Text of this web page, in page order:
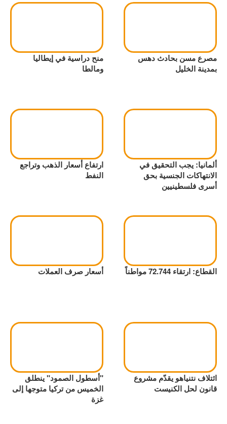
مصرع مسن بحادث دهس
بمدينة الخليل
منح دراسية في إيطاليا
ومالطا
ألمانيا: يجب التحقيق في
الانتهاكات الجنسية بحق
أسرى فلسطينيين
ارتفاع أسعار الذهب وتراجع
النفط
القطاع: ارتقاء 72.744 مواطناً أسعار صرف العملات
ائتلاف نتنياهو يقدّم مشروع
قانون لحل الكنيست
"أسطول الصمود" ينطلق
الخميس من تركيا متوجها إلى
غزة